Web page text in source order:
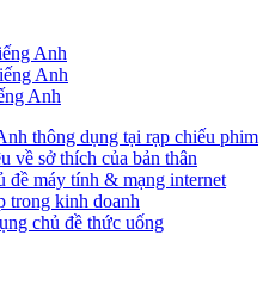
Anh
Anh
Anh
thông dụng tại rạp chiếu phim
về sở thích của bản thân
đề máy tính & mạng internet
trong kinh doanh
chủ đề thức uống